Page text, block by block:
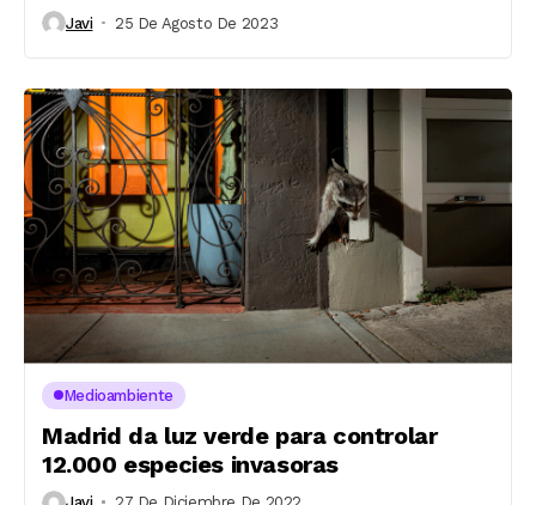
Javi 25 De Agosto De 2023
Medioambiente
Madrid da luz verde para controlar
12.000 especies invasoras